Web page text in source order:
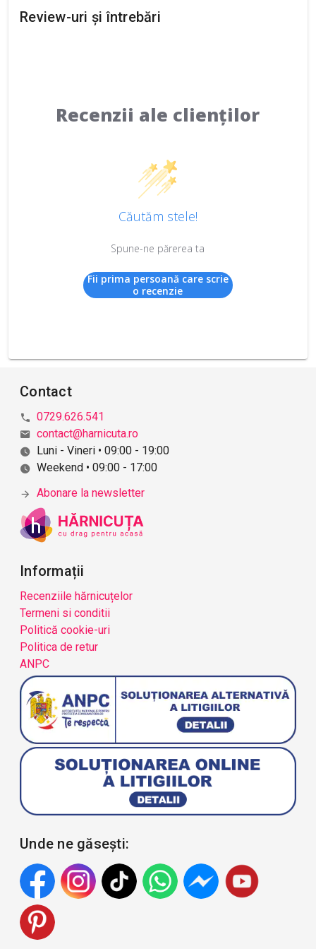
Review-uri și întrebări
Recenzii ale clienților
Căutăm stele!
Spune-ne părerea ta
Fii prima persoană care scrie
o recenzie
Contact
0729.626.541
contact@harnicuta.ro
Luni - Vineri • 09:00 - 19:00
Weekend • 09:00 - 17:00
Abonare la newsletter
Informații
Recenziile hărnicuțelor
Termeni si conditii
Politică cookie-uri
Politica de retur
ANPC
Unde ne găsești: